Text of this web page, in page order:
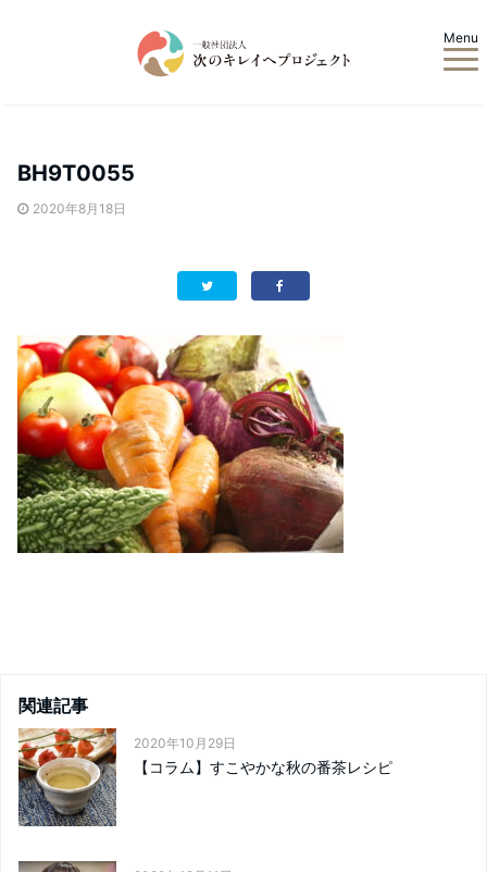
Menu
BH9T0055
2020年8月18日
関連記事
2020年10月29日
【コラム】すこやかな秋の番茶レシピ